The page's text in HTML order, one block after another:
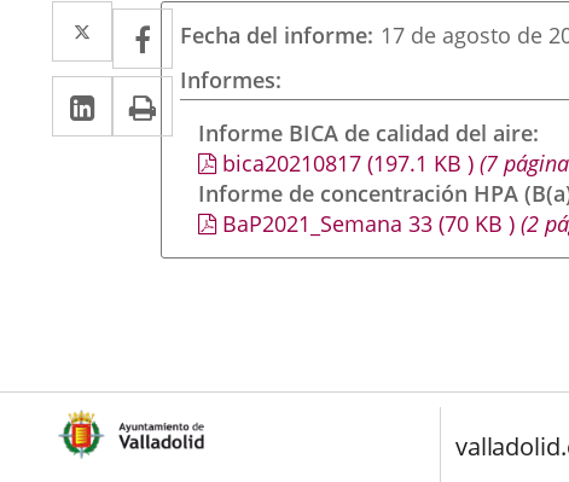
Twitter
Enlace
a
una
aplicación
externa.
Facebook
Enlace
a
una
aplicación
externa.
Linkedin
Enlace
a
aplicación
externa.
Print
Fecha del informe 17 de agosto de
Informes
Informe BICA de calidad del aire
bica20210817(197.1 KB )(7
Informe de concentración HPA
BaP2021_Semana 33(70 KB )(2